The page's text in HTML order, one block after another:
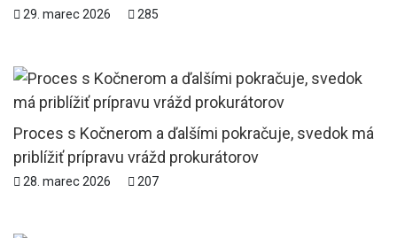
29. marec 2026 285
Proces s Kočnerom a ďalšími pokračuje, svedok má
priblížiť prípravu vrážd prokurátorov
28. marec 2026 207